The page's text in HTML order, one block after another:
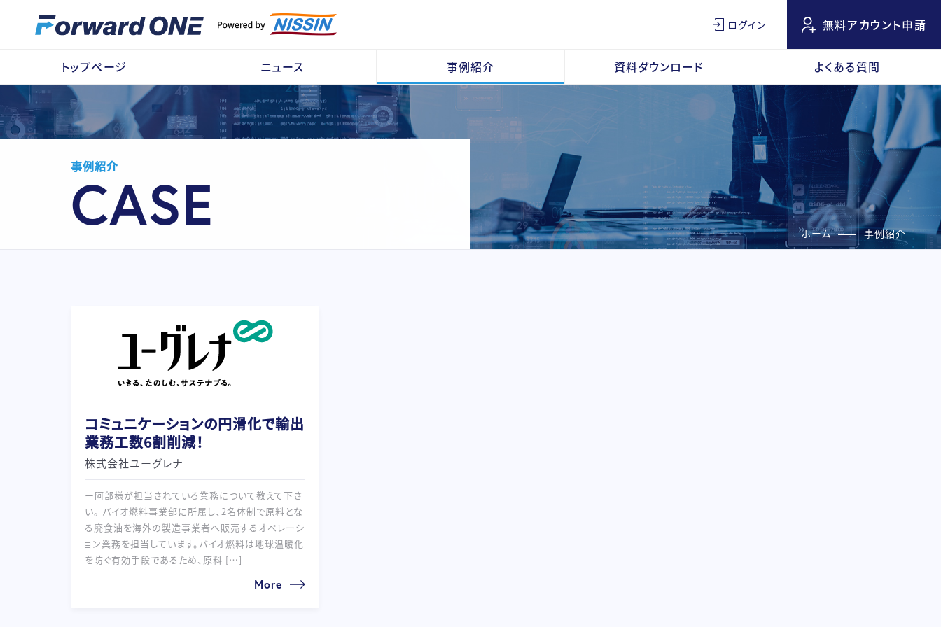
ログイン 無料アカウント申請
トップページ ニュース 事例紹介 資料ダウンロード よくある質問
事例紹介
CASE ホーム 事例紹介
コミュニケーションの円滑化で輸出
業務工数6割削減！
株式会社ユーグレナ
ー阿部様が担当されている業務について教えて下さ
い。 バイオ燃料事業部に所属し、2名体制で原料とな
る廃食油を海外の製造事業者へ販売するオペレーシ
ョン業務を担当しています。バイオ燃料は地球温暖化
を防ぐ有効手段であるため、原料 […]
More